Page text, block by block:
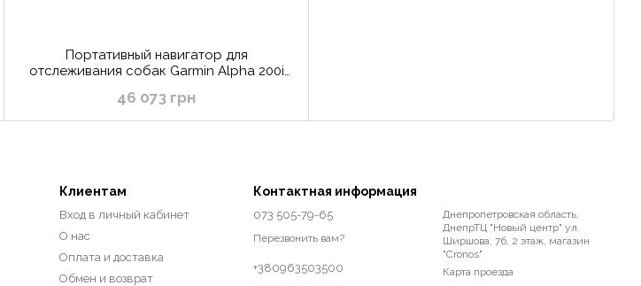
Портативный навигатор для
отслеживания собак Garmin Alpha 200i
46 073 грн
Клиентам
Вход в личный кабинет
О нас
Оплата и доставка
Обмен и возврат
Контактная информация
073 505-79-65
Перезвонить вам?
+380963503500
Днепропетровская область,
ДнепрТЦ "Новый центр" ул.
Ширшова, 7б, 2 этаж, магазин
"Cronos"
Карта проезда